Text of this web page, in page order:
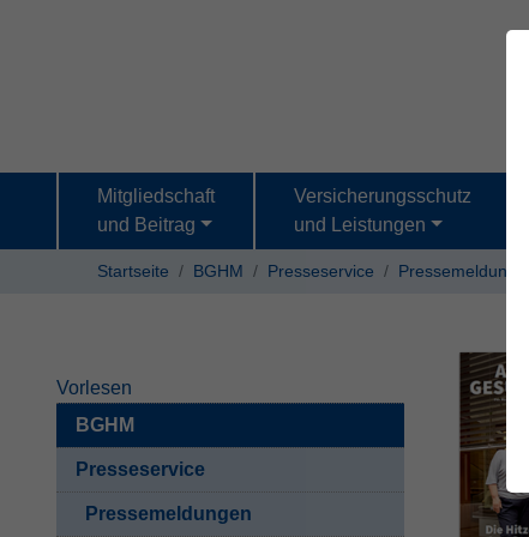
Mitgliedschaft
und Beitrag
Versicherungsschutz
und Leistungen
Startseite BGHM Presseservice Pressemeldungen
Vorlesen
BGHM
Presseservice
Pressemeldungen